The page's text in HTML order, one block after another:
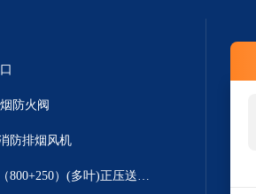
防火阀
防排烟风机
PSK-I 500＊（800+250）(多叶)正压送风口价格